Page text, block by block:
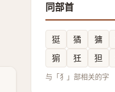
同部首
㹶 獝 㺎
猏
狅 狚
与「犭」部相关的字